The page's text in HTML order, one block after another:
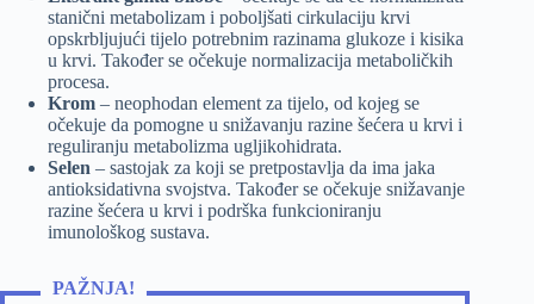
stanični metabolizam i poboljšati cirkulaciju krvi
opskrbljujući tijelo potrebnim razinama glukoze i kisika
u krvi. Također se očekuje normalizacija metaboličkih
procesa.
Krom – neophodan element za tijelo, od kojeg se
očekuje da pomogne u snižavanju razine šećera u krvi i
reguliranju metabolizma ugljikohidrata.
Selen – sastojak za koji se pretpostavlja da ima jaka
antioksidativna svojstva. Također se očekuje snižavanje
razine šećera u krvi i podrška funkcioniranju
imunološkog sustava.
PAŽNJA!